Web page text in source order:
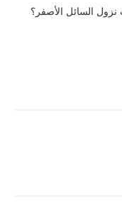
نزول السائل الأصفر؟